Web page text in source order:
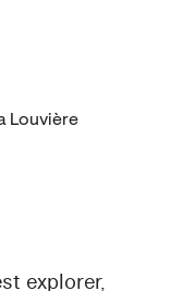
Louvière
explorer,